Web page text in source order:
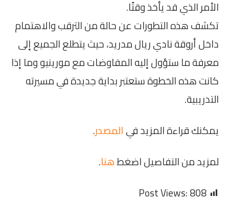
الأمر الذي قد يأخذ وقتًا.
تكشف هذه التطورات عن حالة من الترقب والاهتمام
داخل أروقة نادي ريال مدريد، حيث يتطلع الجميع إلى
معرفة ما ستؤول إليه المفاوضات مع مورينيو وما إذا
كانت هذه الخطوة ستعتبر بداية جديدة في مسيرته
التدريبية.
يمكنك قراءة المزيد فيالمصدر.
لمزيد من التفاصيل اضغطهنا.
Post Views:808